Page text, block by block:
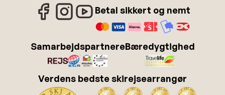
Betal sikkert og nemt
SamarbejdspartnereBæredygtighed
Verdens bedste skirejsearrangør